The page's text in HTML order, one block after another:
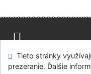
Mapa stránok
Modul OpenSearch
Tieto stránky
prezeranie. Ďalšie